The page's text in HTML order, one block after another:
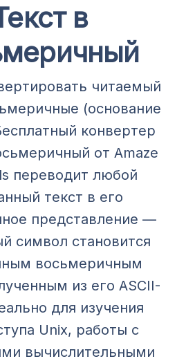
в
читаемый
(основание
конвертер
от Amaze
переводит любой
текст в его
представление —
символ становится
восьмеричным
из его ASCII-
для изучения
Unix, работы с
вычислительными